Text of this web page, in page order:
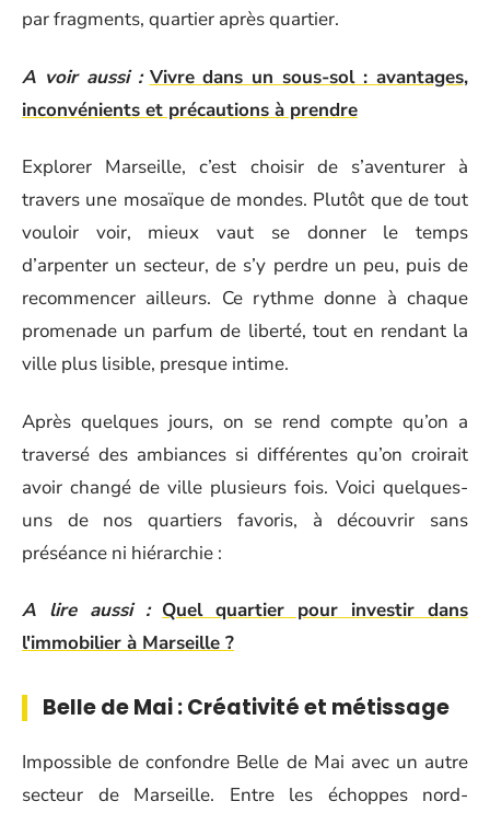
par fragments, quartier après quartier.
A voir aussi : Vivre dans un sous-sol : avantages,
inconvénients et précautions à prendre
Explorer Marseille, c’est choisir de s’aventurer à
travers une mosaïque de mondes. Plutôt que de tout
vouloir voir, mieux vaut se donner le temps
d’arpenter un secteur, de s’y perdre un peu, puis de
recommencer ailleurs. Ce rythme donne à chaque
promenade un parfum de liberté, tout en rendant la
ville plus lisible, presque intime.
Après quelques jours, on se rend compte qu’on a
traversé des ambiances si différentes qu’on croirait
avoir changé de ville plusieurs fois. Voici quelques-
uns de nos quartiers favoris, à découvrir sans
préséance ni hiérarchie :
A lire aussi : Quel quartier pour investir dans
l'immobilier à Marseille ?
Belle de Mai : Créativité et métissage
Impossible de confondre Belle de Mai avec un autre
secteur de Marseille. Entre les échoppes nord-